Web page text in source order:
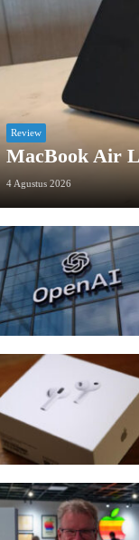
Review
MacBook Air
4 Agustus 2026